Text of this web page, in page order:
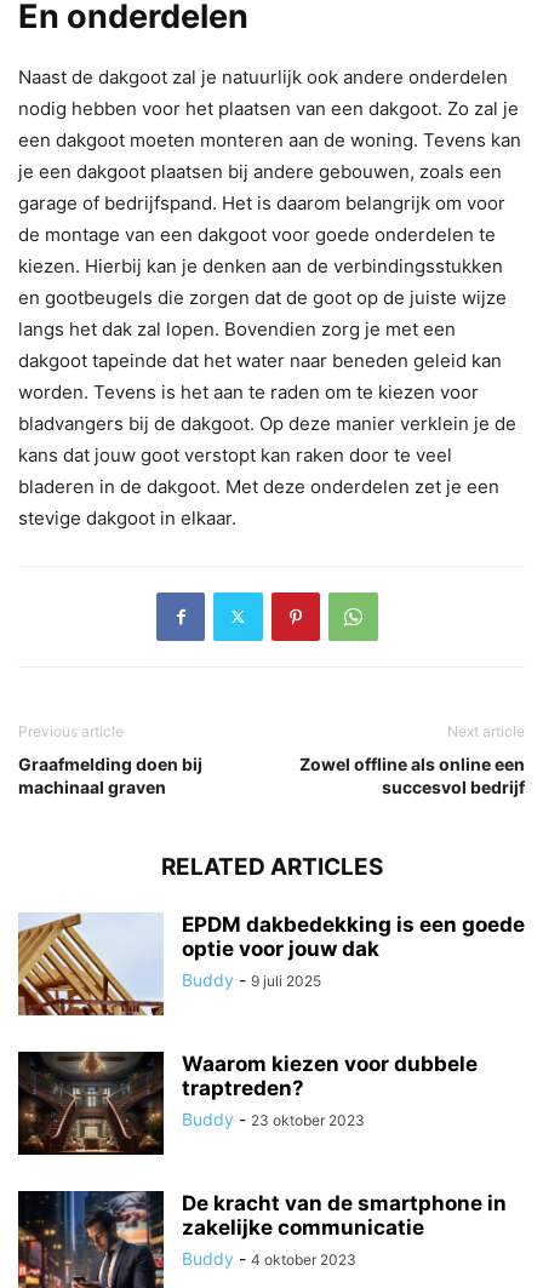
En onderdelen
Naast de dakgoot zal je natuurlijk ook andere onderdelen
nodig hebben voor het plaatsen van een dakgoot. Zo zal je
een dakgoot moeten monteren aan de woning. Tevens kan
je een dakgoot plaatsen bij andere gebouwen, zoals een
garage of bedrijfspand. Het is daarom belangrijk om voor
de montage van een dakgoot voor goede onderdelen te
kiezen. Hierbij kan je denken aan de verbindingsstukken
en gootbeugels die zorgen dat de goot op de juiste wijze
langs het dak zal lopen. Bovendien zorg je met een
dakgoot tapeinde dat het water naar beneden geleid kan
worden. Tevens is het aan te raden om te kiezen voor
bladvangers bij de dakgoot. Op deze manier verklein je de
kans dat jouw goot verstopt kan raken door te veel
bladeren in de dakgoot. Met deze onderdelen zet je een
stevige dakgoot in elkaar.
Previous article
Graafmelding doen bij
machinaal graven
Next article
Zowel offline als online een
succesvol bedrijf
RELATED ARTICLES
EPDM dakbedekking is een goede
optie voor jouw dak
Buddy - 9 juli 2025
Waarom kiezen voor dubbele
traptreden?
Buddy - 23 oktober 2023
De kracht van de smartphone in
zakelijke communicatie
Buddy - 4 oktober 2023